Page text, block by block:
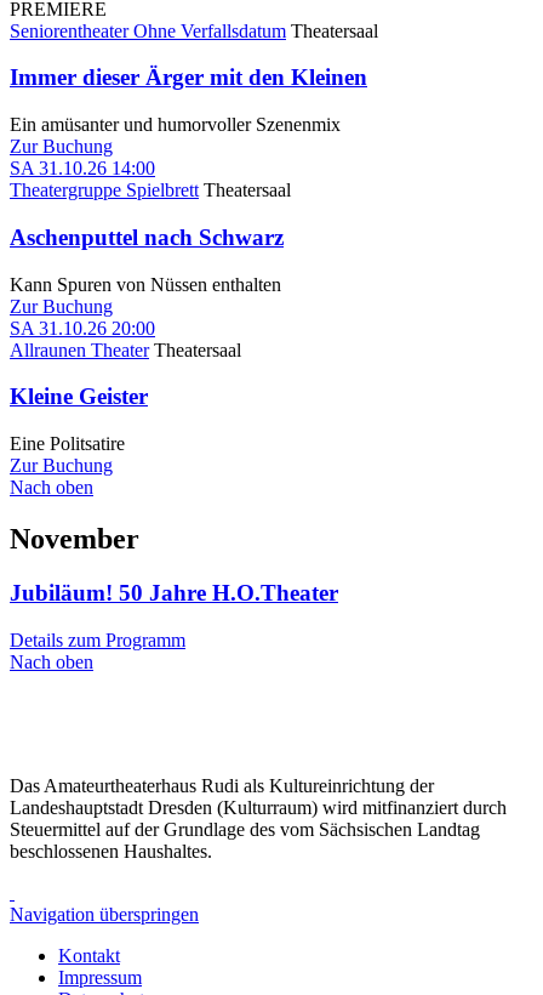
PREMIERE
Seniorentheater Ohne Verfallsdatum Theatersaal
Immer dieser Ärger mit den Kleinen
Ein amüsanter und humorvoller Szenenmix
Zur Buchung
SA 31.10.26 14:00
Theatergruppe Spielbrett Theatersaal
Aschenputtel nach Schwarz
Kann Spuren von Nüssen enthalten
Zur Buchung
SA 31.10.26 20:00
Allraunen Theater Theatersaal
Kleine Geister
Eine Politsatire
Zur Buchung
Nach oben
November
Jubiläum! 50 Jahre H.O.Theater
Details zum Programm
Nach oben
Das Amateurtheaterhaus Rudi als Kultureinrichtung der
Landeshauptstadt Dresden (Kulturraum) wird mitfinanziert durch
Steuermittel auf der Grundlage des vom Sächsischen Landtag
beschlossenen Haushaltes.
Navigation überspringen
Kontakt
Impressum